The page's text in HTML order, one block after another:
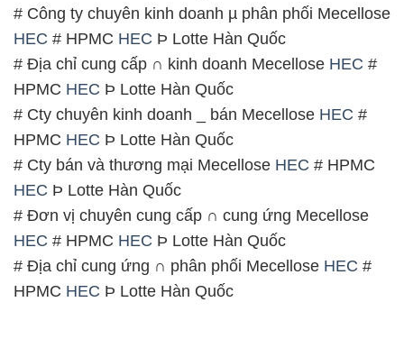
# Công ty chuyên kinh doanh µ phân phối Mecellose
HEC # HPMC HEC Þ Lotte Hàn Quốc
# Địa chỉ cung cấp ∩ kinh doanh Mecellose HEC #
HPMC HEC Þ Lotte Hàn Quốc
# Cty chuyên kinh doanh _ bán Mecellose HEC #
HPMC HEC Þ Lotte Hàn Quốc
# Cty bán và thương mại Mecellose HEC # HPMC
HEC Þ Lotte Hàn Quốc
# Đơn vị chuyên cung cấp ∩ cung ứng Mecellose
HEC # HPMC HEC Þ Lotte Hàn Quốc
# Địa chỉ cung ứng ∩ phân phối Mecellose HEC #
HPMC HEC Þ Lotte Hàn Quốc